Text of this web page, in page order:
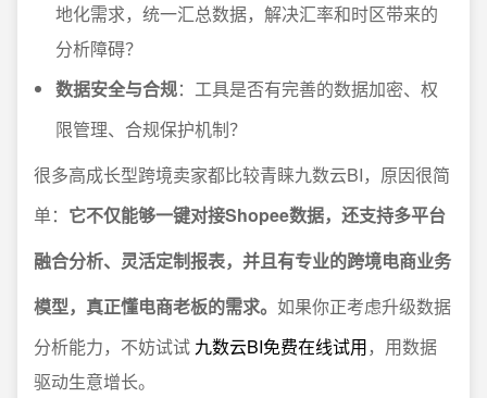
地化需求，统一汇总数据，解决汇率和时区带来的
分析障碍？
数据安全与合规：工具是否有完善的数据加密、权
限管理、合规保护机制？
很多高成长型跨境卖家都比较青睐九数云BI，原因很简
单： 它不仅能够一键对接Shopee数据，还支持多平台
融合分析、灵活定制报表，并且有专业的跨境电商业务
模型，真正懂电商老板的需求。 如果你正考虑升级数据
分析能力，不妨试试 九数云BI免费在线试用，用数据
驱动生意增长。